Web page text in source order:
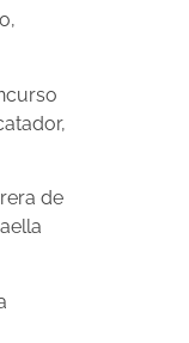
de